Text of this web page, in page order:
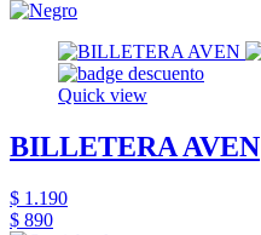
Quick view
BILLETERA AVEN
$ 1.190
$ 890